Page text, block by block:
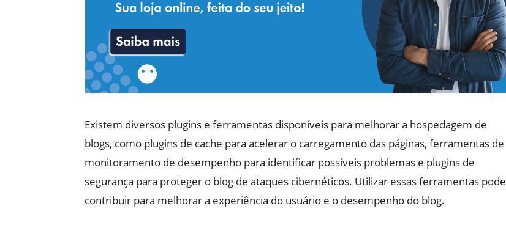
Existem diversos plugins e ferramentas disponíveis para melhorar a hospedagem de
blogs, como plugins de cache para acelerar o carregamento das páginas, ferramentas de
monitoramento de desempenho para identificar possíveis problemas e plugins de
segurança para proteger o blog de ataques cibernéticos. Utilizar essas ferramentas pode
contribuir para melhorar a experiência do usuário e o desempenho do blog.